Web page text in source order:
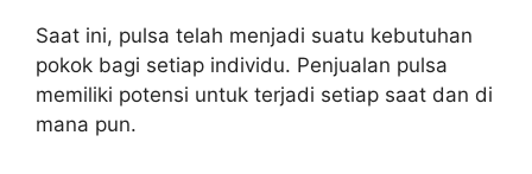
Saat ini, pulsa telah menjadi suatu kebutuhan
pokok bagi setiap individu. Penjualan pulsa
memiliki potensi untuk terjadi setiap saat dan di
mana pun.